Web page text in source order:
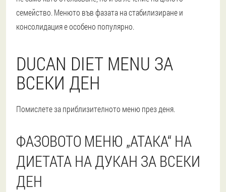
семейство. Менюто във фазата на стабилизиране и
консолидация е особено популярно.
DUCAN DIET MENU ЗА
ВСЕКИ ДЕН
Помислете за приблизителното меню през деня.
ФАЗОВОТО МЕНЮ „АТАКА“ НА
ДИЕТАТА НА ДУКАН ЗА ВСЕКИ
ДЕН